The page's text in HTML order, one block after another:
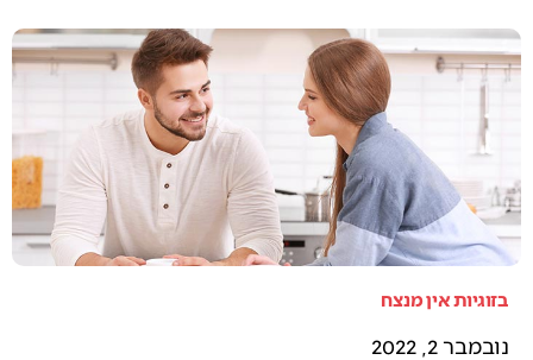
בזוגיות אין מנצח
נובמבר 2, 2022